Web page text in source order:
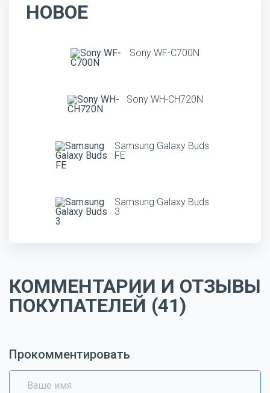
НОВОЕ
Sony WF-C700N
Sony WH-CH720N
Samsung Galaxy Buds
FE
Samsung Galaxy Buds
3
КОММЕНТАРИИ И ОТЗЫВЫ
ПОКУПАТЕЛЕЙ (41)
Прокомментировать